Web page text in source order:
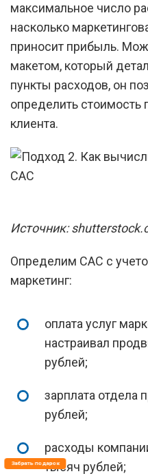
максимальное число
насколько
приносит прибыль.
макетом, который
пункты расходов, он
определить стоимость
клиента.
Источник:
Определим CAC с
маркетинг:
оплата услуг
настраивал
рублей;
зарплата отдела
рублей;
расходы
тысяч рублей;
Забрать подарок